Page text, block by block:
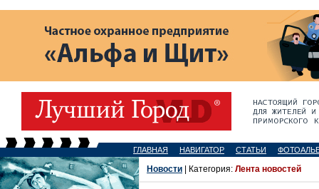
ГЛАВНАЯ НАВИГАТОР СТАТЬИ
Новости | Категория: Лента новостей